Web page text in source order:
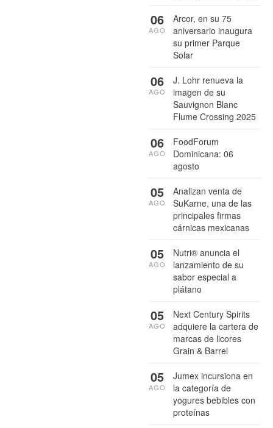
Arcor, en su 75
aniversario inaugura
su primer Parque
Solar
06
AGO
J. Lohr renueva la
imagen de su
Sauvignon Blanc
Flume Crossing 2025
06
AGO
FoodForum
Dominicana: 06
agosto
06
AGO
Analizan venta de
SuKarne, una de las
principales firmas
cárnicas mexicanas
05
AGO
Nutri® anuncia el
lanzamiento de su
sabor especial a
plátano
05
AGO
Next Century Spirits
adquiere la cartera de
marcas de licores
Grain & Barrel
05
AGO
Jumex incursiona en
la categoría de
yogures bebibles con
proteínas
05
AGO